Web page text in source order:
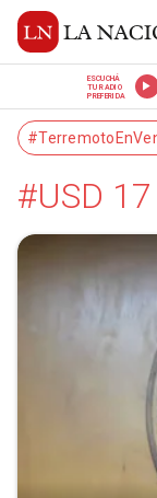
ESCUCHÁ
TU RADIO
PREFERIDA
#USD